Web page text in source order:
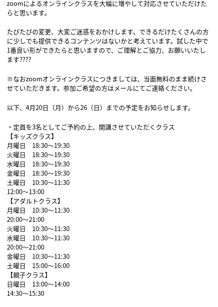
zoomによるオンラインクラスを大幅に増やして対応させていただけた
らと思います。
たびたびの変更、大変ご迷惑をおかけします。できるだけたくさんの方
に少しでも提供できるコンテンツはないかと考えています。試した中で
1番良い形ができたらと思いますので、ご理解とご協力、お願いいたし
ます????
※なおzoomオンラインクラスにつきましては、当面無料のまま続けさ
せていただきます。参加ご希望の方はメールにてご連絡ください。
以下、4月20日（月）から26（日）までの予定をお知らせします。
・定員を3名としてご予約の上、開講させていただくクラス
【キッズクラス】
月曜日 18:30〜19:30
火曜日 18:30〜19:30
水曜日 18:30〜19:30
金曜日 18:30〜19:30
土曜日 10:30〜11:30
12:00〜13:00
【アダルトクラス】
月曜日 10:30〜11:30
20:00〜21:00
火曜日 10:30〜11:30
水曜日 10:30〜11:30
20:00〜21:00
金曜日 10:30〜11:30
土曜日 15:00〜16:00
【親子クラス】
日曜日 13:00〜14:00
14:30〜15:30